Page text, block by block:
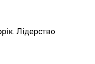
Лідерство